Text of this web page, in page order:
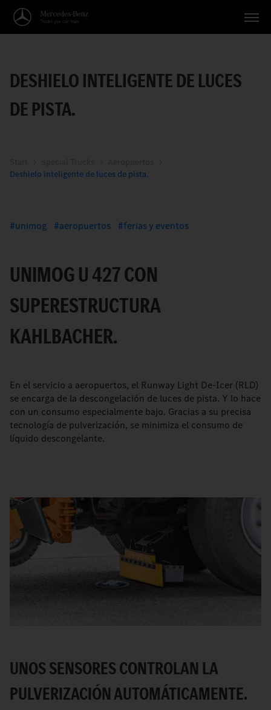
Aplicaciones
Temas
DESHIELO INTELIGENTE DE LUCES
DE PISTA.
Deshielo inteligente de luces de pista.
unimog aeropuertos ferias y eventos
UNIMOG U 427 CON
SUPERESTRUCTURA
KAHLBACHER.
En el servicio a aeropuertos, el Runway Light De-Icer (RLD)
se encarga de la descongelación de luces de pista. Y lo hace
con un consumo especialmente bajo. Gracias a su precisa
tecnología de pulverización, se minimiza el consumo de
líquido descongelante.
UNOS SENSORES CONTROLAN LA
PULVERIZACIÓN AUTOMÁTICAMENTE.